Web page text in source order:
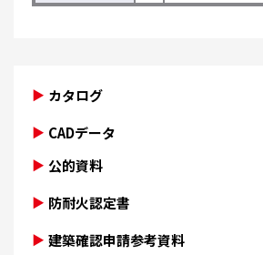
カタログ
CADデータ
公的資料
防耐火認定書
建築確認申請参考資料